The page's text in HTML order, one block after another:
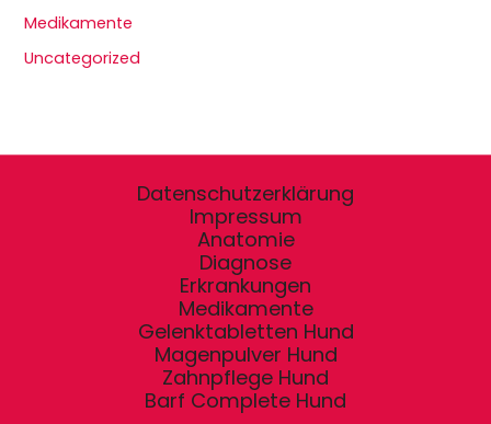
Medikamente
Uncategorized
Datenschutzerklärung
Impressum
Anatomie
Diagnose
Erkrankungen
Medikamente
Gelenktabletten Hund
Magenpulver Hund
Zahnpflege Hund
Barf Complete Hund